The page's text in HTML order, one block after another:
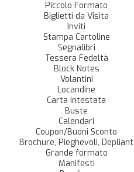
Piccolo Formato
Biglietti da Visita
Inviti
Stampa Cartoline
Segnalibri
Tessera Fedeltà
Block Notes
Volantini
Locandine
Carta intestata
Buste
Calendari
Coupon/Buoni Sconto
Brochure, Pieghevoli, Depliant
Grande formato
Manifesti